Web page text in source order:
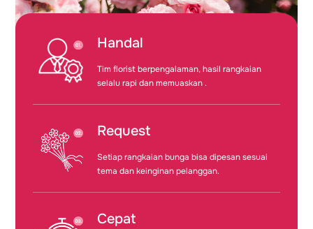
Handal
Tim florist berpengalaman, hasil rangkaian
selalu rapi dan memuaskan .
Request
Setiap rangkaian bunga bisa dipesan sesuai
tema dan keinginan pelanggan.
Cepat